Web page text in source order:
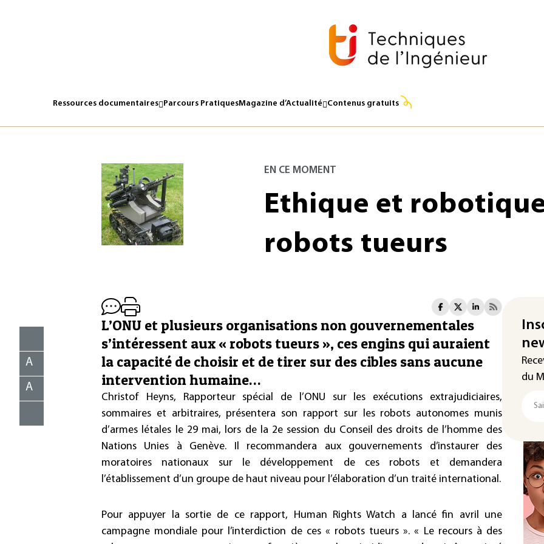
Ressources documentaires Parcours PratiquesMagazine d’Actualité Contenus gratuits
EN CE MOMENT
Ethique et
robots tueurs
A
A
L’ONU et plusieurs organisations non gouvernementales
s’intéressent aux « robots tueurs », ces engins qui auraient
la capacité de choisir et de tirer sur des cibles sans aucune
intervention humaine…
Christof Heyns, Rapporteur spécial de l’ONU sur les exécutions extrajudiciaires,
sommaires et arbitraires, présentera son rapport sur les robots autonomes munis
d’armes létales le 29 mai, lors de la 2e session du Conseil des droits de l’homme des
Nations Unies à Genève. Il recommandera aux gouvernements d’instaurer des
moratoires nationaux sur le développement de ces robots et demandera
l’établissement d’un groupe de haut niveau pour l’élaboration d’un traité international.
Pour appuyer la sortie de ce rapport, Human Rights Watch a lancé fin avril une
campagne mondiale pour l’interdiction de ces « robots tueurs ». « Le recours à des
du